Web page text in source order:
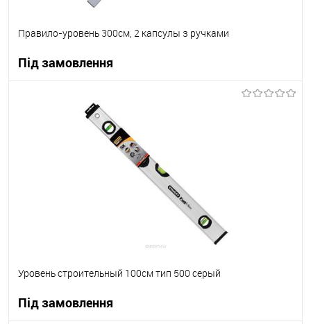
Правило-уровень 300см, 2 капсулы з ручками
Під замовлення
Уровень строительный 100см тип 500 серый
Під замовлення